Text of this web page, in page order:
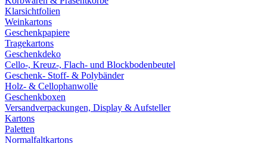
Klarsichtfolien
Weinkartons
Geschenkpapiere
Tragekartons
Geschenkdeko
Cello-, Kreuz-, Flach- und Blockbodenbeutel
Geschenk- Stoff- & Polybänder
Holz- & Cellophanwolle
Geschenkboxen
Versandverpackungen, Display & Aufsteller
Kartons
Paletten
Normalfaltkartons